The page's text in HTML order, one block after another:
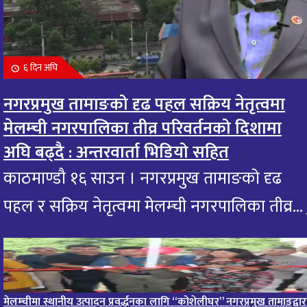
१0 महिना अघि
११
आज मंगलबार भगवान गजानन गणेशको दर्शन गरि
आजको राशिफल हेर्नुहोस: यी राशिलाई एकदम शुभ
१0 महिना अघि
१२ आजको राशिफल : २० भाद्र २०८२, शुक्रबार
११ महिना अघि
१३ आजको राशिफल – १९ भाद्र २०८२, बिहीवार
१४ आज २०८२ साल भदौ १६ गते सोमबारको राशिफल
११ महिना अघि
आजको राशिफल : २०८२ भदौ १२ गते बिहीवार, २८
६ दिन अघि
नगरप्रमुख तामाङको दृढ पहल सक्रिय नेतृत्वमा
मेलम्ची नगरपालिका तीव्र परिवर्तनको दिशामा
अघि बढ्दै : अन्तरवार्ता भिडियो सहित
काठमाण्डौ १६ साउन । नगरप्रमुख तामाङको दृढ
पहल र सक्रिय नेतृत्वमा मेलम्ची नगरपालिका तीव्र...
मेलम्चीमा स्थानीय उत्पादन प्रवर्द्धनका लागि “कोशेलीघर” नगरप्रमुख